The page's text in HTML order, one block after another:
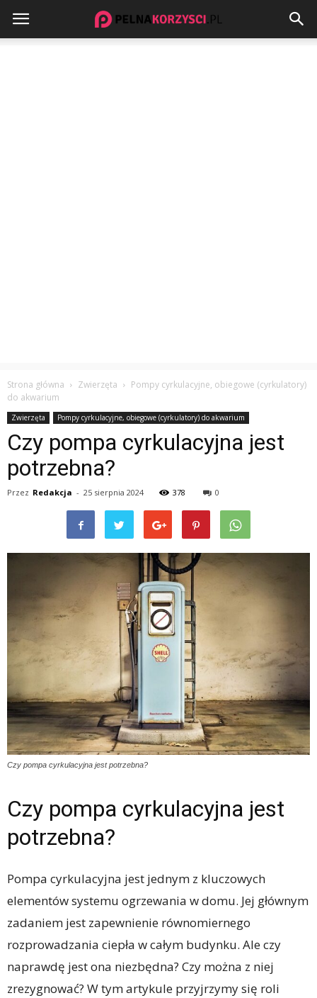
Strona główna Zwierzęta
Pompy cyrkulacyjne, obiegowe (cyrkulatory)
do akwarium
Zwierzęta Pompy cyrkulacyjne, obiegowe (cyrkulatory) do akwarium
Czy pompa cyrkulacyjna jest
potrzebna?
Przez Redakcja - 25 sierpnia 2024 378 0
Czy pompa cyrkulacyjna jest potrzebna?
Czy pompa cyrkulacyjna jest
potrzebna?
Pompa cyrkulacyjna jest jednym z kluczowych
elementów systemu ogrzewania w domu. Jej głównym
zadaniem jest zapewnienie równomiernego
rozprowadzania ciepła w całym budynku. Ale czy
naprawdę jest ona niezbędna? Czy można z niej
zrezygnować? W tym artykule przyjrzymy się roli